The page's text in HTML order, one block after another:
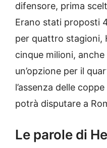
difensore, prima
Erano stati proposti
per quattro stagioni,
cinque milioni,
un’opzione per il
l’assenza delle
potrà disputare a
Le parole di